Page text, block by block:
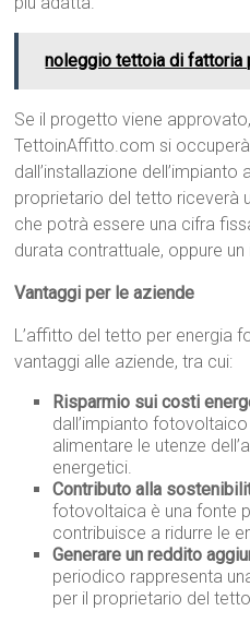
noleggio tettoia di fattoria
Se il progetto viene
TettoinAffitto.com si
dall’installazione dell’impianto
proprietario del tetto riceverà
che potrà essere una cifra
durata contrattuale, oppure
Vantaggi per le aziende
L’affitto del tetto per energia
vantaggi alle aziende, tra cui:
Risparmio sui costi
dall’impianto
alimentare le utenze
energetici.
Contributo alla
fotovoltaica è una fonte
contribuisce a ridurre le
Generare un reddito
periodico rappresenta
per il proprietario del